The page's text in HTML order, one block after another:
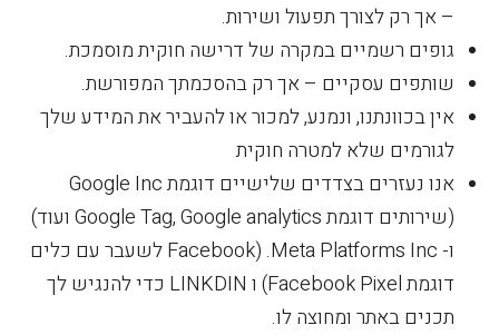
– אך רק לצורך תפעול ושירות.
גופים רשמיים במקרה של דרישה חוקית מוסמכת.
שותפים עסקיים – אך רק בהסכמתך המפורשת.
אין בכוונתנו, ונמנע, למכור או להעביר את המידע שלך
לגורמים שלא למטרה חוקית
אנו נעזרים בצדדים שלישיים דוגמת Google Inc
(שירותים דוגמת Google Tag, Google analytics ועוד)
ו- Meta Platforms Inc. (Facebook לשעבר עם כלים
דוגמת Facebook Pixel) ו LINKDIN כדי להנגיש לך
תכנים באתר ומחוצה לו.